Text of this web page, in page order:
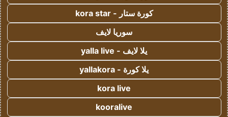
كورة ستار - kora star
سوريا لايف
يلا لايف - yalla live
يلا كورة - yallakora
kora live
kooralive